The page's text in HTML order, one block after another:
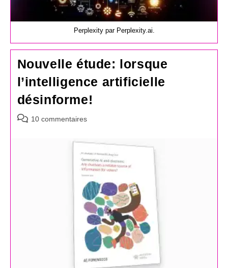
Perplexity par Perplexity.ai.
Nouvelle étude: lorsque
l’intelligence artificielle
désinforme!
Commentaires
10 commentaires